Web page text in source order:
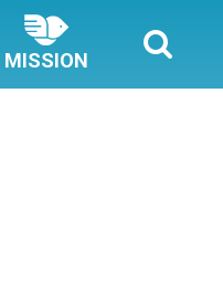
MISSION